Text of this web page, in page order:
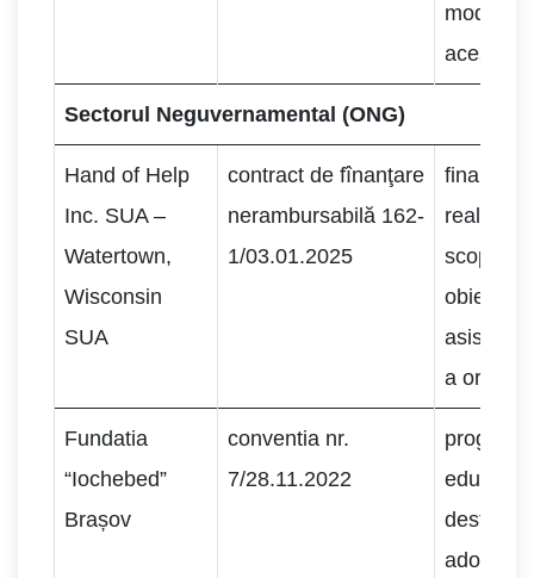
acesteia.
Sectorul Neguvernamental (ONG)
Hand of Help
Inc. SUA –
Watertown,
Wisconsin
SUA
contract de fînanţare
nerambursabilă 162-
1/03.01.2025
realizării
scopului
a
Fundatia
“Iochebed”
Brașov
conventia nr.
7/28.11.2022
destinate